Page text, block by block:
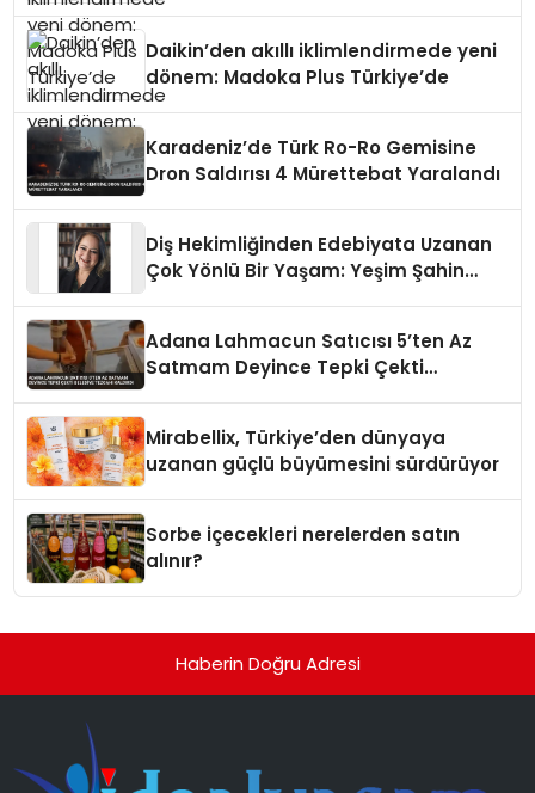
Daikin’den akıllı iklimlendirmede yeni
dönem: Madoka Plus Türkiye’de
Karadeniz’de Türk Ro-Ro Gemisine
Dron Saldırısı 4 Mürettebat Yaralandı
Diş Hekimliğinden Edebiyata Uzanan
Çok Yönlü Bir Yaşam: Yeşim Şahin
Adana Lahmacun Satıcısı 5’ten Az
Satmam Deyince Tepki Çekti
Mirabellix, Türkiye’den dünyaya
uzanan güçlü büyümesini sürdürüyor
Sorbe içecekleri nerelerden satın
alınır?
Haberin Doğru Adresi